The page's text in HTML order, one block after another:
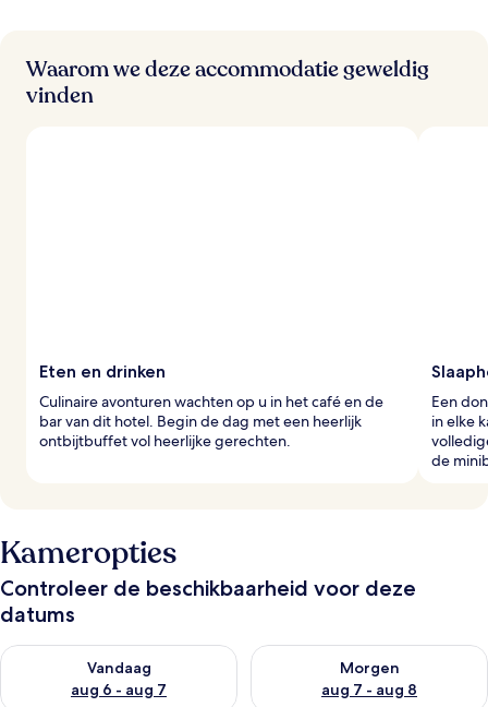
Waarom we deze accommodatie geweldig
vinden
Eten en drinken
Culinaire avonturen wachten op u in het café en de
bar van dit hotel. Begin de dag met een heerlijk
ontbijtbuffet vol heerlijke gerechten.
Een
in elke
de
Kameropties
Controleer de beschikbaarheid voor deze
datums
Vandaag
aug 6 - aug 7
De beschikbaarheid controleren voor vanavond aug 6 - aug 7
Morgen
aug 7 - aug 8
De beschikbaarheid